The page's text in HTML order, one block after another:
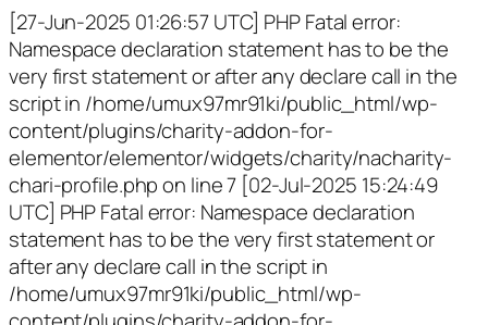
[27-Jun-2025 01:26:57 UTC] PHP Fatal error:
Namespace declaration statement has to be the
very first statement or after any declare call in the
script in /home/umux97mr91ki/public_html/wp-
content/plugins/charity-addon-for-
elementor/elementor/widgets/charity/nacharity-
chari-profile.php on line 7 [02-Jul-2025 15:24:49
UTC] PHP Fatal error: Namespace declaration
statement has to be the very first statement or
after any declare call in the script in
/home/umux97mr91ki/public_html/wp-